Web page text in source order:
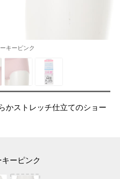
キーピンク
かストレッチ仕立てのショー
キーピンク